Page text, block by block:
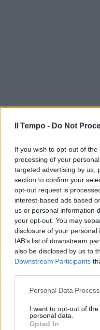
Il Tempo - Do Not
If you wish to opt-out of
processing of your
targeted advertising by us,
section to confirm your
opt-out request is
interest-based ads based
us or personal information
your opt-out. You may
disclosure of your
IAB’s list of downstream
also be disclosed by us to
Downstream Participants
Personal Data
I want to opt-out of
personal data.
Opted In